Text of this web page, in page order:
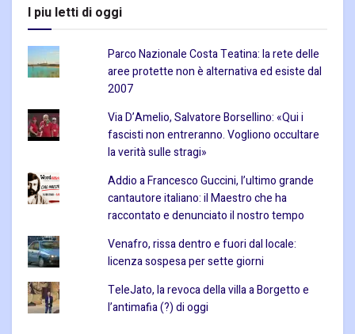
I piu letti di oggi
Parco Nazionale Costa Teatina: la rete delle
aree protette non è alternativa ed esiste dal
2007
Via D’Amelio, Salvatore Borsellino: «Qui i
fascisti non entreranno. Vogliono occultare
la verità sulle stragi»
Addio a Francesco Guccini, l’ultimo grande
cantautore italiano: il Maestro che ha
raccontato e denunciato il nostro tempo
Venafro, rissa dentro e fuori dal locale:
licenza sospesa per sette giorni
TeleJato, la revoca della villa a Borgetto e
l’antimafia (?) di oggi